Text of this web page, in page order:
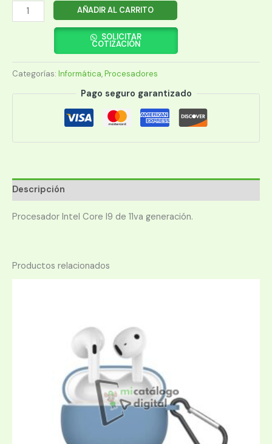
PROCESADOR
INTEL
I9-
11900F
BX8070811900F
AÑADIR AL CARRITO
SOLICITAR
COTIZACIÓN
Categorías: Informática,Procesadores
Pago seguro garantizado
Descripción
Procesador Intel Core I9 de 11va generación.
Productos relacionados